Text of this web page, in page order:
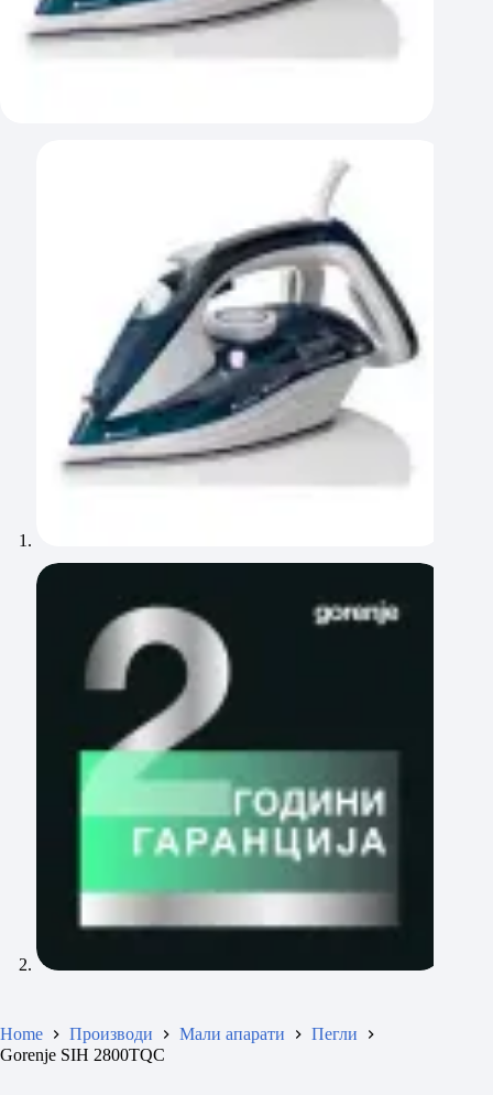
Home Производи Мали апарати
Пегли
Gorenje SIH 2800TQC